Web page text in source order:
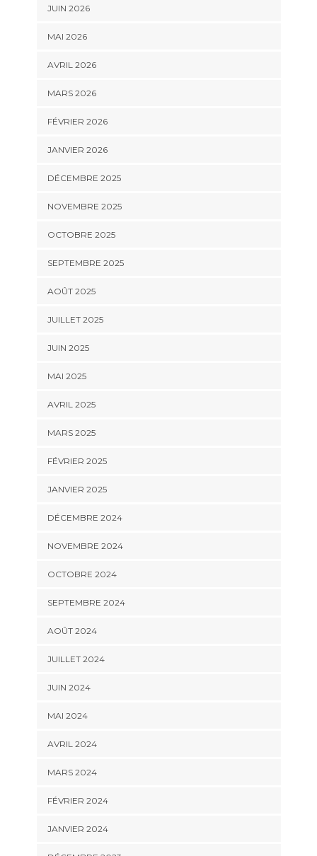
JUIN 2026
MAI 2026
AVRIL 2026
MARS 2026
FÉVRIER 2026
JANVIER 2026
DÉCEMBRE 2025
NOVEMBRE 2025
OCTOBRE 2025
SEPTEMBRE 2025
AOÛT 2025
JUILLET 2025
JUIN 2025
MAI 2025
AVRIL 2025
MARS 2025
FÉVRIER 2025
JANVIER 2025
DÉCEMBRE 2024
NOVEMBRE 2024
OCTOBRE 2024
SEPTEMBRE 2024
AOÛT 2024
JUILLET 2024
JUIN 2024
MAI 2024
AVRIL 2024
MARS 2024
FÉVRIER 2024
JANVIER 2024